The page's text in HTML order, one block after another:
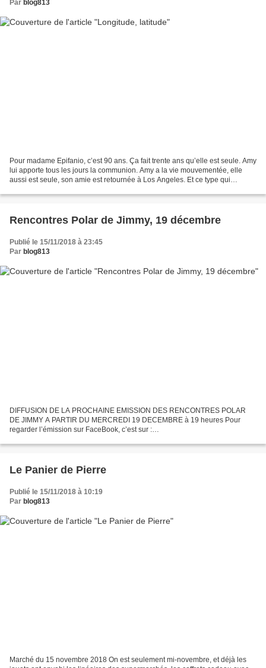
Par blog813
Pour madame Epifanio, c’est 90 ans. Ça fait trente ans qu’elle est seule. Amy
lui apporte tous les jours la communion. Amy a la vie mouvementée, elle
aussi est seule, son amie est retournée à Los Angeles. Et ce type qui
Rencontres Polar de Jimmy, 19 décembre
Publié le 15/11/2018 à 23:45
Par blog813
DIFFUSION DE LA PROCHAINE EMISSION DES RENCONTRES POLAR
DE JIMMY A PARTIR DU MERCREDI 19 DECEMBRE à 19 heures Pour
regarder l’émission sur FaceBook, c’est sur :
THILLIEZ & MIG le dessinateur...
Le Panier de Pierre
Publié le 15/11/2018 à 10:19
Par blog813
Marché du 15 novembre 2018 On est seulement mi-novembre, et déjà les